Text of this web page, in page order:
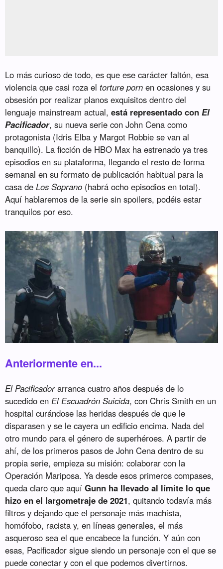
Lo más curioso de todo, es que ese carácter faltón, esa
violencia que casi roza eltorture porn en ocasiones y su
obsesión por realizar planos exquisitos dentro del
lenguaje mainstream actual,está representado conEl
Pacificador, su nueva serie con John Cena como
protagonista (Idris Elba y Margot Robbie se van al
banquillo). La ficción de HBO Max ha estrenado ya tres
episodios en su plataforma, llegando el resto de forma
semanal en su formato de publicación habitual para la
casa deLos Soprano (habrá ocho episodios en total).
Aquí hablaremos de la serie sin spoilers, podéis estar
tranquilos por eso.
Anteriormente en...
El Pacificadorarranca cuatro años después de lo
sucedido enEl Escuadrón Suicida, con Chris Smith en un
hospital curándose las heridas después de que le
disparasen y se le cayera un edificio encima. Nada del
otro mundo para el género de superhéroes. A partir de
ahí, de los primeros pasos de John Cena dentro de su
propia serie, empieza su misión: colaborar con la
Operación Mariposa. Ya desde esos primeros compases,
queda claro que aquíGunn ha llevado al límite lo que
hizo en el largometraje de 2021, quitando todavía más
filtros y dejando que el personaje más machista,
homófobo, racista y, en líneas generales, el más
asqueroso sea el que encabece la función. Y aún con
esas, Pacificador sigue siendo un personaje con el que se
puede conectar y con el que podemos divertirnos.